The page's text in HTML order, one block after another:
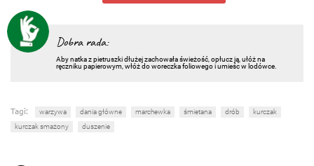
Dobra rada:
Aby natka z pietruszki dłużej zachowała świeżość, opłucz ją, ułóż na
ręczniku papierowym, włóż do woreczka foliowego i umieśc w lodówce.
Tagi: warzywa dania główne marchewka śmietana drób
kurczak
kurczak smażony
duszenie